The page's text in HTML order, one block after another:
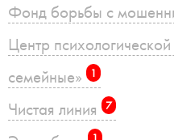
Фонд борьбы с
Центр
семейные»
1
Чистая линия 7